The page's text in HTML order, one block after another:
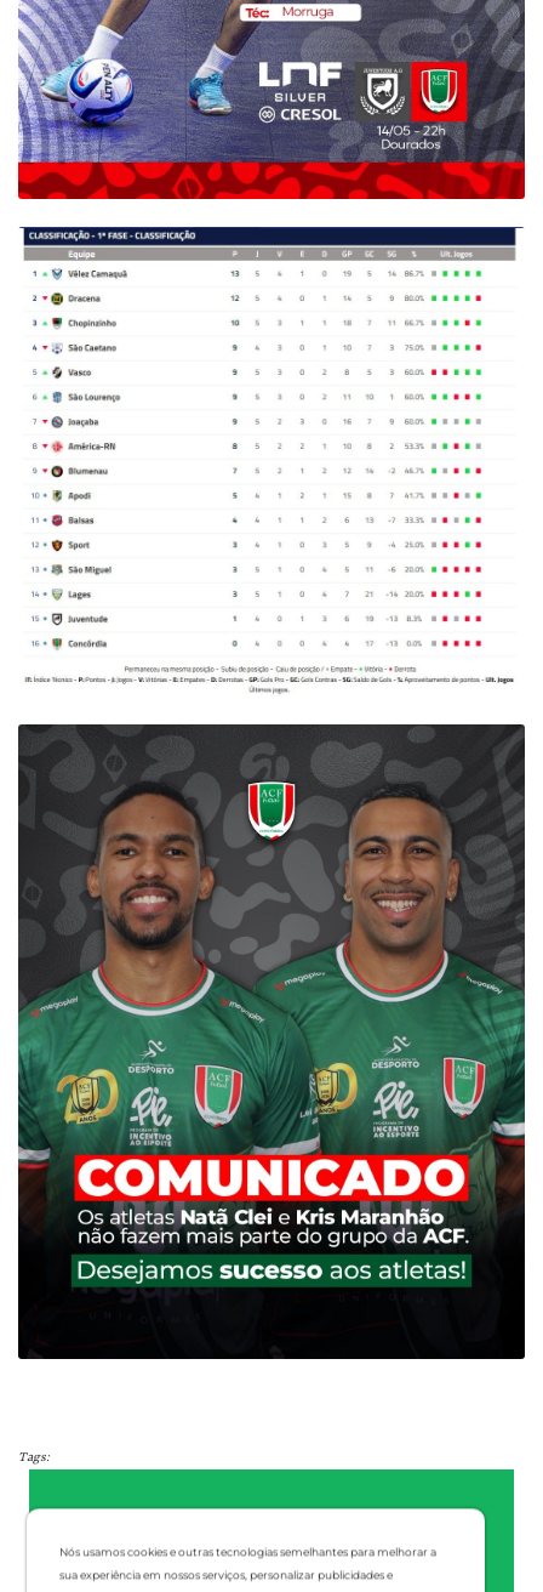
Nós usamos cookies e outras tecnologias semelhantes para melhorar a
sua experiência em nossos serviços, personalizar publicidades e
Tags: